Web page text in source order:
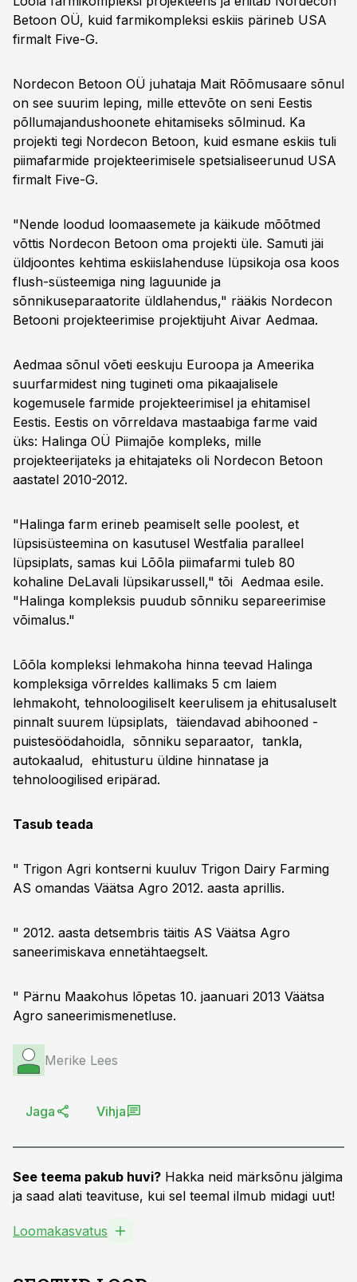
Betoon OÜ, kuid farmikompleksi eskiis pärineb USA
firmalt Five-G.
Nordecon Betoon OÜ juhataja Mait Rõõmusaare sõnul
on see suurim leping, mille ettevõte on seni Eestis
põllumajandushoonete ehitamiseks sõlminud. Ka
projekti tegi Nordecon Betoon, kuid esmane eskiis tuli
piimafarmide projekteerimisele spetsialiseerunud USA
firmalt Five-G.
"Nende loodud loomaasemete ja käikude mõõtmed
võttis Nordecon Betoon oma projekti üle. Samuti jäi
üldjoontes kehtima eskiislahenduse lüpsikoja osa koos
flush-süsteemiga ning laguunide ja
sõnnikuseparaatorite üldlahendus," rääkis Nordecon
Betooni projekteerimise projektijuht Aivar Aedmaa.
Aedmaa sõnul võeti eeskuju Euroopa ja Ameerika
suurfarmidest ning tugineti oma pikaajalisele
kogemusele farmide projekteerimisel ja ehitamisel
Eestis. Eestis on võrreldava mastaabiga farme vaid
üks: Halinga OÜ Piimajõe kompleks, mille
projekteerijateks ja ehitajateks oli Nordecon Betoon
aastatel 2010-2012.
"Halinga farm erineb peamiselt selle poolest, et
lüpsisüsteemina on kasutusel Westfalia paralleel
lüpsiplats, samas kui Lõõla piimafarmi tuleb 80
kohaline DeLavali lüpsikarussell," tõi Aedmaa esile.
"Halinga kompleksis puudub sõnniku separeerimise
võimalus."
Lõõla kompleksi lehmakoha hinna teevad Halinga
kompleksiga võrreldes kallimaks 5 cm laiem
lehmakoht, tehnoloogiliselt keerulisem ja ehitusaluselt
pinnalt suurem lüpsiplats, täiendavad abihooned -
puistesöödahoidla, sõnniku separaator, tankla,
autokaalud, ehitusturu üldine hinnatase ja
tehnoloogilised eripärad.
Tasub teada
" Trigon Agri kontserni kuuluv Trigon Dairy Farming
AS omandas Väätsa Agro 2012. aasta aprillis.
" 2012. aasta detsembris täitis AS Väätsa Agro
saneerimiskava ennetähtaegselt.
" Pärnu Maakohus lõpetas 10. jaanuari 2013 Väätsa
Agro saneerimismenetluse.
Merike Lees
Jaga Vihja
See teema pakub huvi? Hakka neid märksõnu jälgima
ja saad alati teavituse, kui sel teemal ilmub midagi uut!
Loomakasvatus